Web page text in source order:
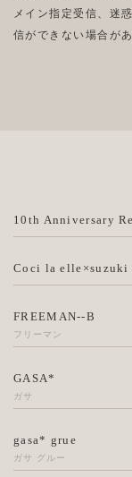
メイン指定受信、迷
信ができない場合があ
10th Anniversary
Coci la elle×suzuki
FREEMAN--B
フリーマン
GASA*
ガサ
gasa* grue
ガサ グルー